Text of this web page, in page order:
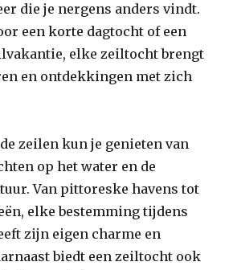
die je nergens anders vindt.
een korte dagtocht of een
elke zeiltocht brengt
en ontdekkingen met zich
zeilen kun je genieten van
op het water en de
Van pittoreske havens tot
elke bestemming tijdens
zijn eigen charme en
biedt een zeiltocht ook